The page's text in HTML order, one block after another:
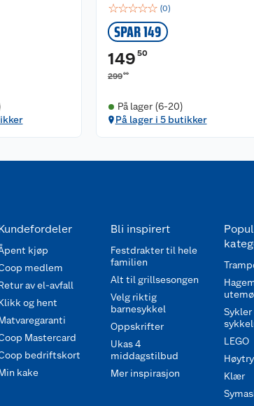
☆☆☆☆☆ (0)
SPAR 149
149 50
29900
På lager (6-20)
På lager i 5 butikker
kjøp
medlem
av el-avfall
og hent
Mastercard
bedriftskort
kake
Bli inspirert
Festdrakter til hele
familien
Alt til grillsesongen
Velg riktig
barnesykkel
Oppskrifter
Ukas 4
middagstilbud
Mer inspirasjon
Sykler
LEGO
Klær